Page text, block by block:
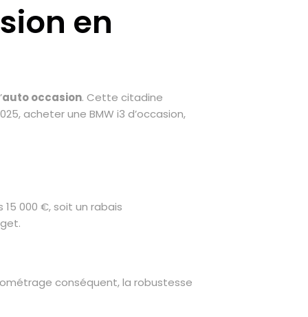
en
auto occasion. Cette citadine
acheter une BMW i3 d’occasion,
15 000 €, soit un rabais
conséquent, la robustesse